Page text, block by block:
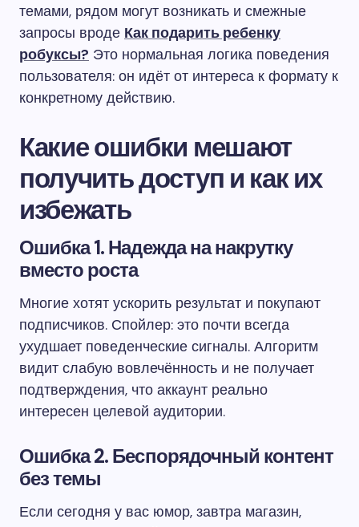
темами, рядом могут возникать и смежные
запросы вроде Как подарить ребенку
робуксы? Это нормальная логика поведения
пользователя: он идёт от интереса к формату к
конкретному действию.
Какие ошибки мешают
получить доступ и как их
избежать
Ошибка 1. Надежда на накрутку
вместо роста
Многие хотят ускорить результат и покупают
подписчиков. Спойлер: это почти всегда
ухудшает поведенческие сигналы. Алгоритм
видит слабую вовлечённость и не получает
подтверждения, что аккаунт реально
интересен целевой аудитории.
Ошибка 2. Беспорядочный контент
без темы
Если сегодня у вас юмор, завтра магазин,